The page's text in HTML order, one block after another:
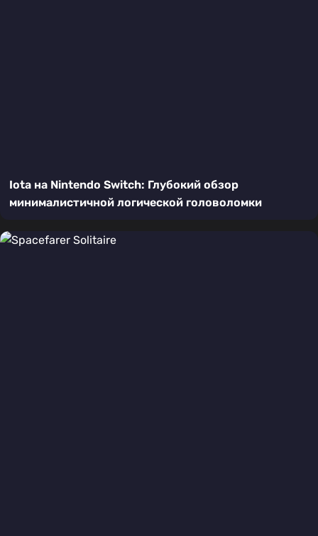
Iota на Nintendo Switch: Глубокий обзор
минималистичной логической головоломки